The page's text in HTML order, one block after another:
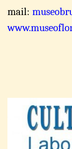
mail: muse
www.